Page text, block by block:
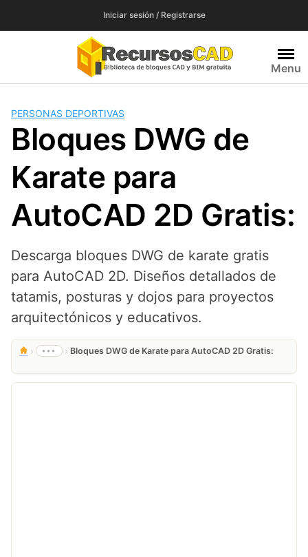
Iniciar sesión / Registrarse
Menu
PERSONAS DEPORTIVAS
Bloques DWG de
Karate para
AutoCAD 2D Gratis:
Descarga bloques DWG de karate gratis
para AutoCAD 2D. Diseños detallados de
tatamis, posturas y dojos para proyectos
arquitectónicos y educativos.
› ••• › Bloques DWG de Karate para AutoCAD 2D Gratis: